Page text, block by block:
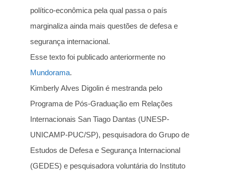
político-econômica pela qual passa o país
marginaliza ainda mais questões de defesa e
segurança internacional.
Esse texto foi publicado anteriormente no
Mundorama.
Kimberly Alves Digolin é mestranda pelo
Programa de Pós-Graduação em Relações
Internacionais San Tiago Dantas (UNESP-
UNICAMP-PUC/SP), pesquisadora do Grupo de
Estudos de Defesa e Segurança Internacional
(GEDES) e pesquisadora voluntária do Instituto